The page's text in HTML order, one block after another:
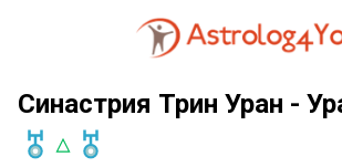
Синастрия Трин Уран -